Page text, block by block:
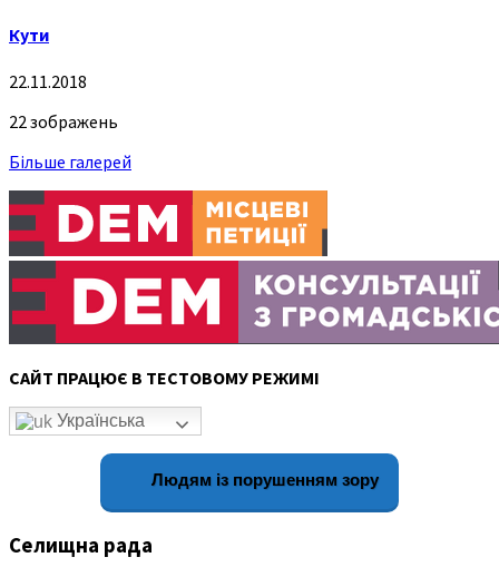
Кути
22.11.2018
22 зображень
Більше галерей
САЙТ ПРАЦЮЄ В ТЕСТОВОМУ РЕЖИМІ
Українська
Людям із порушенням зору
Селищна рада